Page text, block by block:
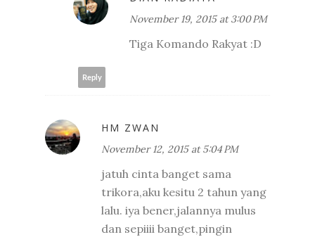
November 19, 2015 at 3:00 PM
Tiga Komando Rakyat :D
Reply
HM ZWAN
November 12, 2015 at 5:04 PM
jatuh cinta banget sama
trikora,aku kesitu 2 tahun yang
lalu. iya bener,jalannya mulus
dan sepiiii banget,pingin